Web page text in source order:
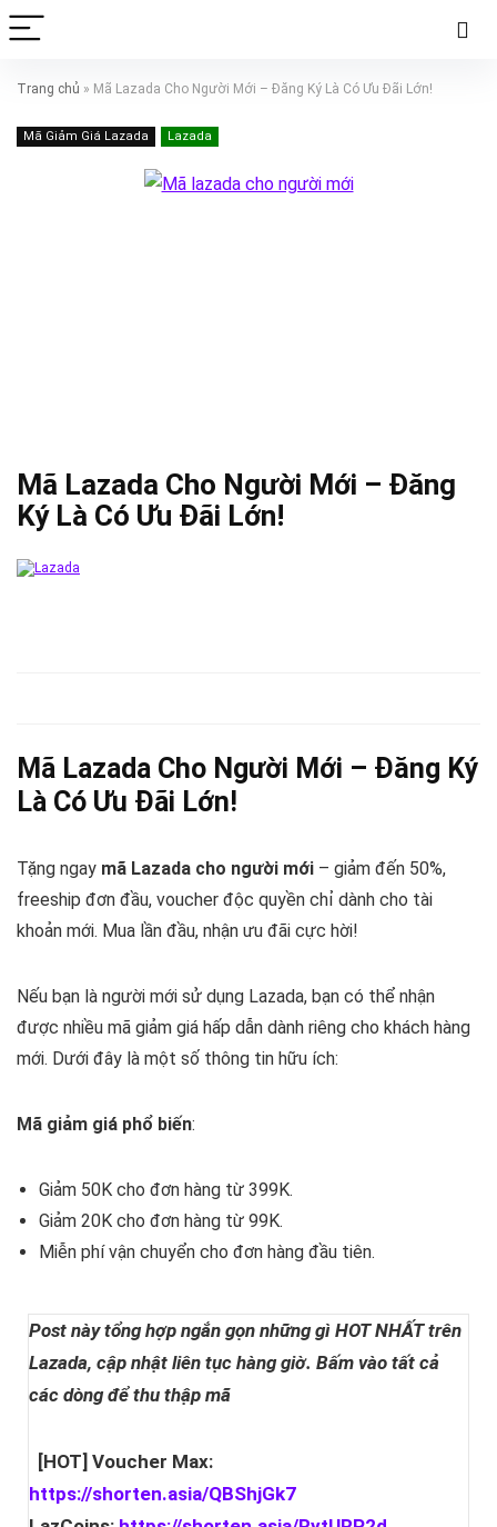
Trang chủ » Mã Lazada Cho Người Mới – Đăng Ký Là Có Ưu Đãi Lớn!
Mã Giảm Giá Lazada Lazada
Mã Lazada Cho Người Mới – Đăng
Ký Là Có Ưu Đãi Lớn!
Mã Lazada Cho Người Mới – Đăng Ký
Là Có Ưu Đãi Lớn!
Tặng ngay mã Lazada cho người mới – giảm đến 50%,
freeship đơn đầu, voucher độc quyền chỉ dành cho tài
khoản mới. Mua lần đầu, nhận ưu đãi cực hời!
Nếu bạn là người mới sử dụng Lazada, bạn có thể nhận
được nhiều mã giảm giá hấp dẫn dành riêng cho khách hàng
mới. Dưới đây là một số thông tin hữu ích:
Mã giảm giá phổ biến:
Giảm 50K cho đơn hàng từ 399K.
Giảm 20K cho đơn hàng từ 99K.
Miễn phí vận chuyển cho đơn hàng đầu tiên.
Post này tổng hợp ngắn gọn những gì HOT NHẤT trên
Lazada, cập nhật liên tục hàng giờ. Bấm vào tất cả
các dòng để thu thập mã
[HOT] Voucher Max:
https://shorten.asia/QBShjGk7